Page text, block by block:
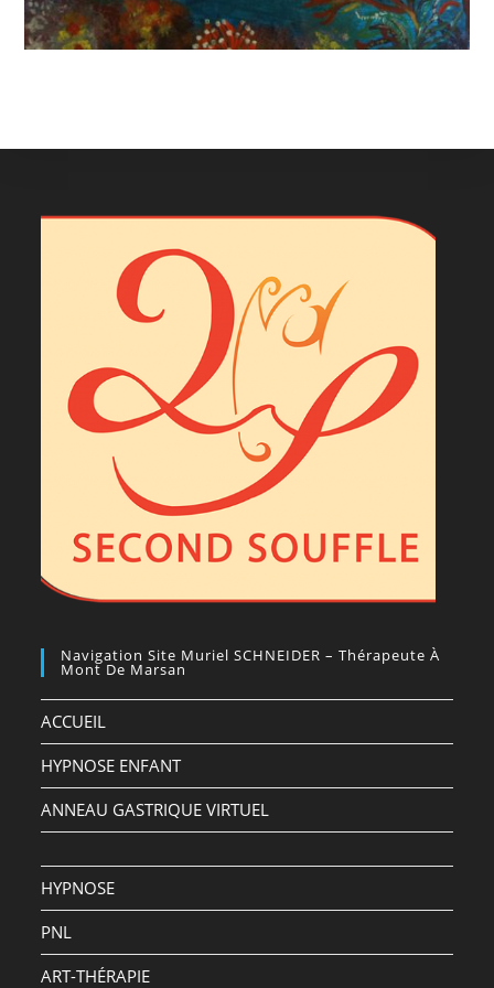
Navigation Site Muriel SCHNEIDER – Thérapeute À
Mont De Marsan
ACCUEIL
HYPNOSE ENFANT
ANNEAU GASTRIQUE VIRTUEL
HYPNOSE
PNL
ART-THÉRAPIE